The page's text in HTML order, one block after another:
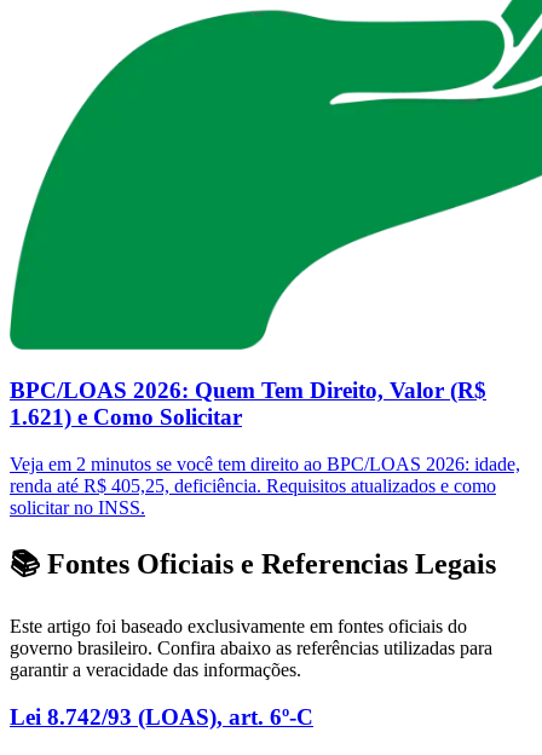
BPC/LOAS 2026: Quem Tem Direito, Valor (R$
1.621) e Como Solicitar
Veja em 2 minutos se você tem direito ao BPC/LOAS 2026: idade,
renda até R$ 405,25, deficiência. Requisitos atualizados e como
solicitar no INSS.
📚 Fontes Oficiais e Referencias Legais
Este artigo foi baseado exclusivamente em fontes oficiais do
governo brasileiro. Confira abaixo as referências utilizadas para
garantir a veracidade das informações.
Lei 8.742/93 (LOAS), art. 6º-C